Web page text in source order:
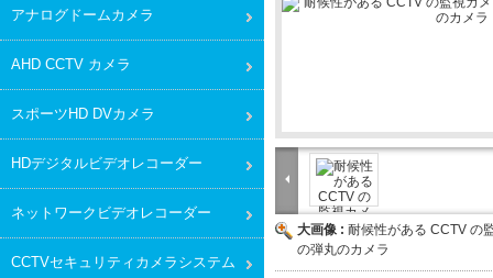
アナログドームカメラ
AHD CCTV カメラ
スポーツHD DVカメラ
HDデジタルビデオレコーダー
ネットワークビデオレコーダー
CCTVセキュリティカメラシステム
大画像 : 耐候性がある CCTV の
の弾丸のカメラ